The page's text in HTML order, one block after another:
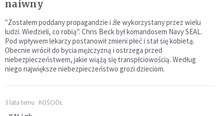
naiwny
"Zostałem poddany propagandzie i źle wykorzystany przez wielu
ludzi. Wiedzieli, co robią". Chris Beck był komandosem Navy SEAL.
Pod wpływem lekarzy postanowił zmieni płeć i stał się kobietą.
Obecnie wrócił do bycia mężczyzną i ostrzega przed
niebezpieczeństwem, jakie wiążą się transpłciowością. Według
niego największe niebezpieczeństwo grozi dzieciom.
3 lata temu KOŚCIÓŁ